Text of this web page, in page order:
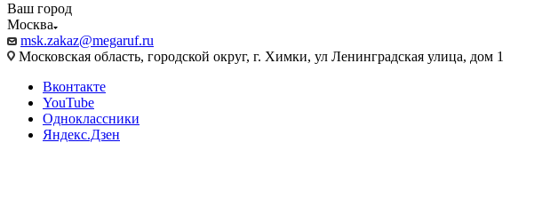
Ваш город
Москва
msk.zakaz@megaruf.ru
Московская область, городской округ, г. Химки, ул Ленинградская улица, дом 1
Вконтакте
YouTube
Одноклассники
Яндекс.Дзен